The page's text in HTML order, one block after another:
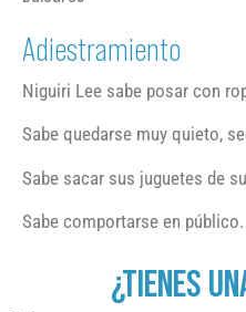
Adiestramiento
Niguiri Lee sabe posar con
Sabe quedarse muy quieto,
Sabe sacar sus juguetes de
Sabe comportarse en público.
¿TIENES